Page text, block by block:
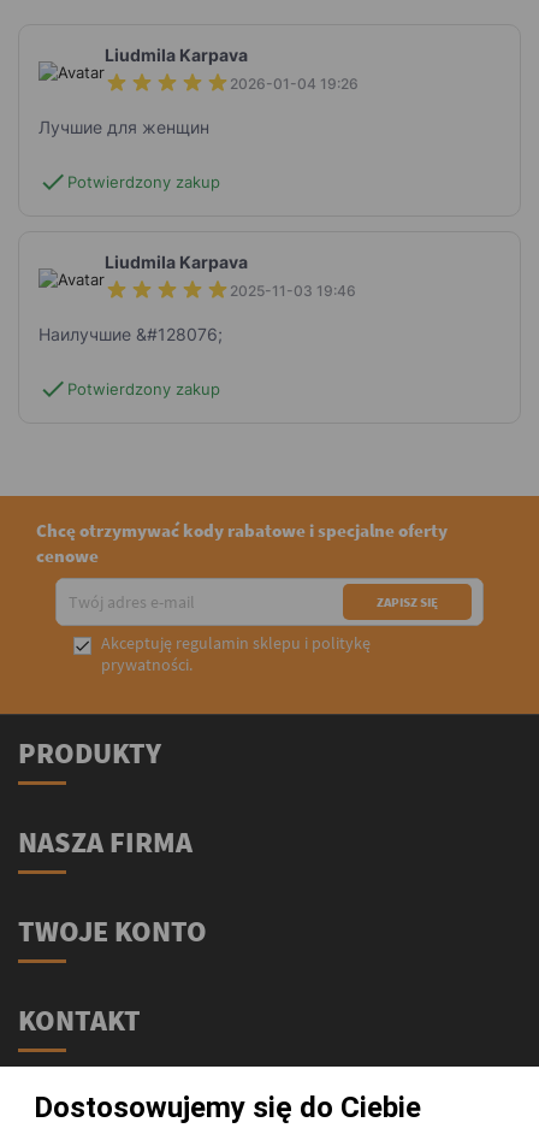
Liudmila Karpava
2026-01-04 19:26
Лучшие для женщин
check Potwierdzony zakup
Liudmila Karpava
2025-11-03 19:46
Наилучшие &#128076;
check Potwierdzony zakup
Chcę otrzymywać kody rabatowe i specjalne oferty
cenowe
 Akceptuję regulamin sklepu i politykę
prywatności.
Dostosowujemy się do Ciebie
PRODUKTY
NASZA FIRMA
TWOJE KONTO
KONTAKT
ul. Stołeczna 2/lok 102